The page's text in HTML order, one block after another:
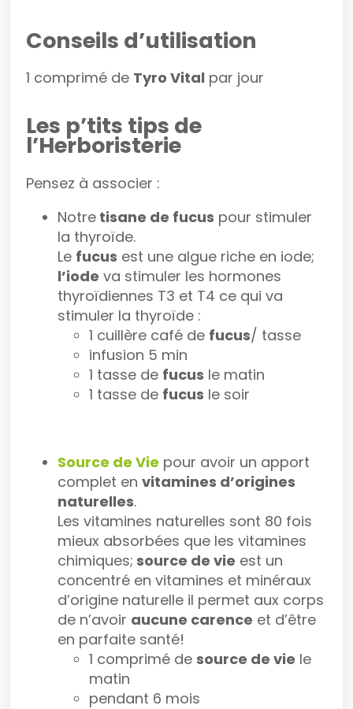
Conseils d’utilisation
1 comprimé de Tyro Vital par jour
Les p’tits tips de
l’Herboristerie
Pensez à associer :
Notre tisane de fucus pour stimuler
la thyroïde.
Le fucus est une algue riche en iode;
l’iode va stimuler les hormones
thyroïdiennes T3 et T4 ce qui va
stimuler la thyroïde :
1 cuillère café de fucus/ tasse
infusion 5 min
1 tasse de fucus le matin
1 tasse de fucus le soir
Source de Vie pour avoir un apport
complet envitamines d’origines
naturelles.
Les vitamines naturelles sont 80 fois
mieux absorbées que les vitamines
chimiques; source de vie est un
concentré en vitamines et minéraux
d’origine naturelle il permet aux corps
de n’avoir aucune carence et d’être
en parfaite santé!
1 comprimé desource de vie le
matin
pendant 6 mois